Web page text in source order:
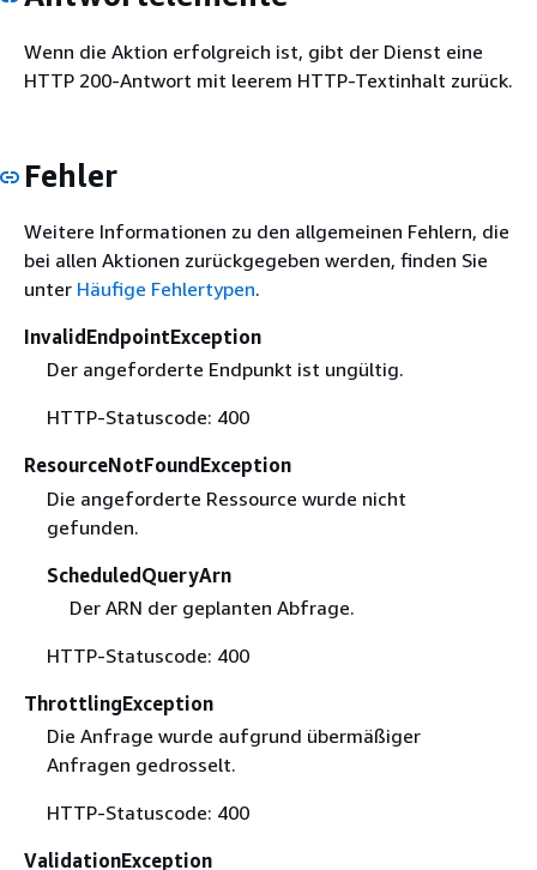
Wenn die Aktion erfolgreich ist, gibt der Dienst eine
HTTP 200-Antwort mit leerem HTTP-Textinhalt zurück.
Fehler
Weitere Informationen zu den allgemeinen Fehlern, die
bei allen Aktionen zurückgegeben werden, finden Sie
unter Häufige Fehlertypen.
InvalidEndpointException
Der angeforderte Endpunkt ist ungültig.
HTTP-Statuscode: 400
ResourceNotFoundException
Die angeforderte Ressource wurde nicht
gefunden.
ScheduledQueryArn
Der ARN der geplanten Abfrage.
HTTP-Statuscode: 400
ThrottlingException
Die Anfrage wurde aufgrund übermäßiger
Anfragen gedrosselt.
HTTP-Statuscode: 400
ValidationException